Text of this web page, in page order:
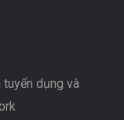
dụng và